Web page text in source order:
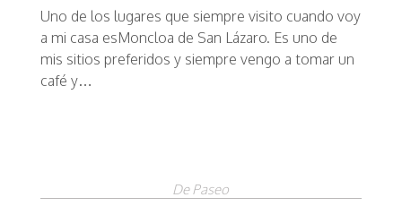
Uno de los lugares que siempre visito cuando voy
a mi casa esMoncloa de San Lázaro. Es uno de
mis sitios preferidos y siempre vengo a tomar un
café y…
De Paseo